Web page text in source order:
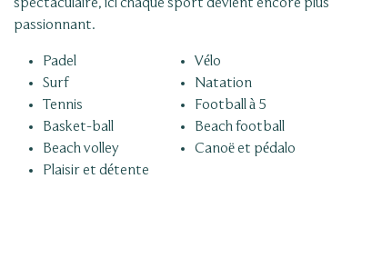
spectaculaire, ici chaque sport devient encore plus
passionnant.
Padel
Vélo
Surf
Natation
Tennis
Football à 5
Basket-ball
Beach football
Beach volley
Canoë et pédalo
Plaisir et détente